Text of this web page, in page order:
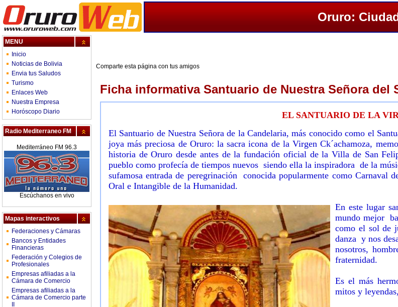
Oruro:
MENU
Inicio
Noticias de Bolivia
Envia tus Saludos
Turismo
Enlaces Web
Nuestra Empresa
Horóscopo Diario
Radio Mediterraneo FM
Mediterráneo FM 96.3
Escúchanos en vivo
Mapas interactivos
Federaciones y Cámaras
Bancos y Entidades
Financieras
Federación y Colegios de
Profesionales
Empresas afiliadas a la
Cámara de Comercio
Empresas afiliadas a la
Cámara de Comercio parte
Comparte esta página con tus amigos
Ficha informativa Santuario de Nuestra Señora del
EL SANTUARIO DE LA
El Santuario de Nuestra Señora de la Candelaria, más conocido como el
joya más preciosa de Oruro: la sacra icona de la Virgen Ck´achamoza,
historia de Oruro desde antes de la fundación oficial de la Villa de San
pueblo como profecía de tiempos nuevos siendo ella la inspiradora de la
sufamosa entrada de peregrinación conocida popularmente como
Oral e Intangible de la Humanidad.
En este lugar
mundo mejor
como el sol de
danza y nos
nosotros,
fraternidad.
Es el más
mitos y